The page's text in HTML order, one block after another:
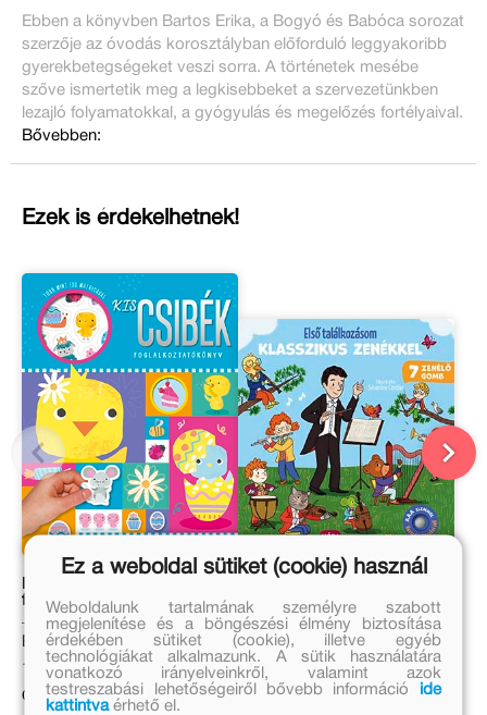
Ebben a könyvben Bartos Erika, a Bogyó és Babóca sorozat
szerzője az óvodás korosztályban előforduló leggyakoribb
gyerekbetegségeket veszi sorra. A történetek mesébe
szőve ismertetik meg a legkisebbeket a szervezetünkben
lezajló folyamatokkal, a gyógyulás és megelőzés fortélyaival.
Bővebben:
Ezek is érdekelhetnek!
foglalkoztatókönyv több
mint 100 matricával
Eredeti ár:
1 499 Ft
Online ár:
klasszikus zenékkel
Emilie Collet
Eredeti ár:
5 999 Ft
Ez a weboldal sütiket (cookie) használ
Weboldalunk tartalmának személyre szabott
megjelenítése és a böngészési élmény biztosítása
érdekében sütiket (cookie), illetve egyéb
technológiákat alkalmazunk. A sütik használatára
vonatkozó irányelveinkről, valamint azok
testreszabási lehetőségeiről bővebb információ
ide
kattintvaérhető el.